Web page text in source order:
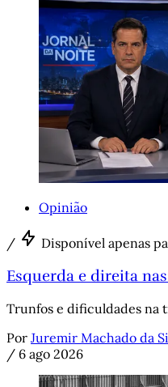
Opinião
/ Disponível apenas
Esquerda e direita
Trunfos e dificuldades na
Por Juremir Machado da
/ 6 ago 2026